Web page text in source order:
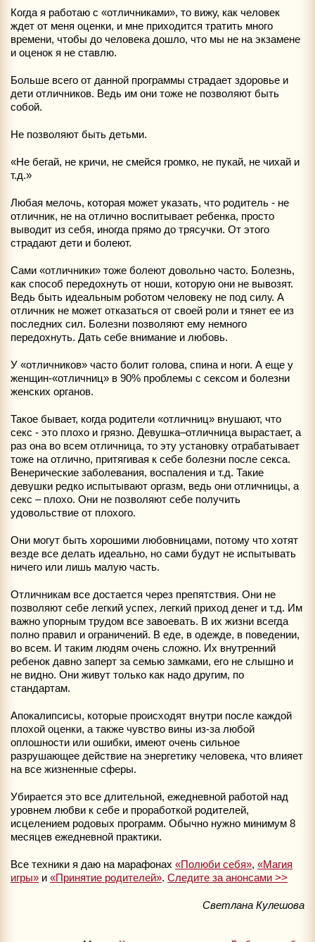
Когда я работаю с «отличниками», то вижу, как человек
ждет от меня оценки, и мне приходится тратить много
времени, чтобы до человека дошло, что мы не на экзамене
и оценок я не ставлю.
Больше всего от данной программы страдает здоровье и
дети отличников. Ведь им они тоже не позволяют быть
собой.
Не позволяют быть детьми.
«Не бегай, не кричи, не смейся громко, не пукай, не чихай и
т.д.»
Любая мелочь, которая может указать, что родитель - не
отличник, не на отлично воспитывает ребенка, просто
выводит из себя, иногда прямо до трясучки. От этого
страдают дети и болеют.
Сами «отличники» тоже болеют довольно часто. Болезнь,
как способ передохнуть от ноши, которую они не вывозят.
Ведь быть идеальным роботом человеку не под силу. А
отличник не может отказаться от своей роли и тянет ее из
последних сил. Болезни позволяют ему немного
передохнуть. Дать себе внимание и любовь.
У «отличников» часто болит голова, спина и ноги. А еще у
женщин-«отличниц» в 90% проблемы с сексом и болезни
женских органов.
Такое бывает, когда родители «отличниц» внушают, что
секс - это плохо и грязно. Девушка–отличница вырастает, а
раз она во всем отличница, то эту установку отрабатывает
тоже на отлично, притягивая к себе болезни после секса.
Венерические заболевания, воспаления и т.д. Такие
девушки редко испытывают оргазм, ведь они отличницы, а
секс – плохо. Они не позволяют себе получить
удовольствие от плохого.
Они могут быть хорошими любовницами, потому что хотят
везде все делать идеально, но сами будут не испытывать
ничего или лишь малую часть.
Отличникам все достается через препятствия. Они не
позволяют себе легкий успех, легкий приход денег и т.д. Им
важно упорным трудом все завоевать. В их жизни всегда
полно правил и ограничений. В еде, в одежде, в поведении,
во всем. И таким людям очень сложно. Их внутренний
ребенок давно заперт за семью замками, его не слышно и
не видно. Они живут только как надо другим, по
стандартам.
Апокалипсисы, которые происходят внутри после каждой
плохой оценки, а также чувство вины из-за любой
оплошности или ошибки, имеют очень сильное
разрушающее действие на энергетику человека, что влияет
на все жизненные сферы.
Убирается это все длительной, ежедневной работой над
уровнем любви к себе и проработкой родителей,
исцелением родовых программ. Обычно нужно минимум 8
месяцев ежедневной практики.
Все техники я даю на марафонах «Полюби себя», «Магия
игры» и «Принятие родителей». Следите за анонсами >>
Светлана Кулешова